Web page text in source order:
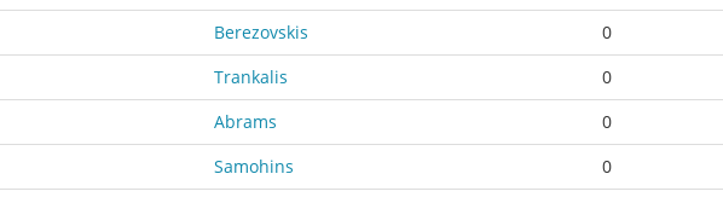
Berezovskis 0
Trankalis 0
Abrams 0
Samohins 0